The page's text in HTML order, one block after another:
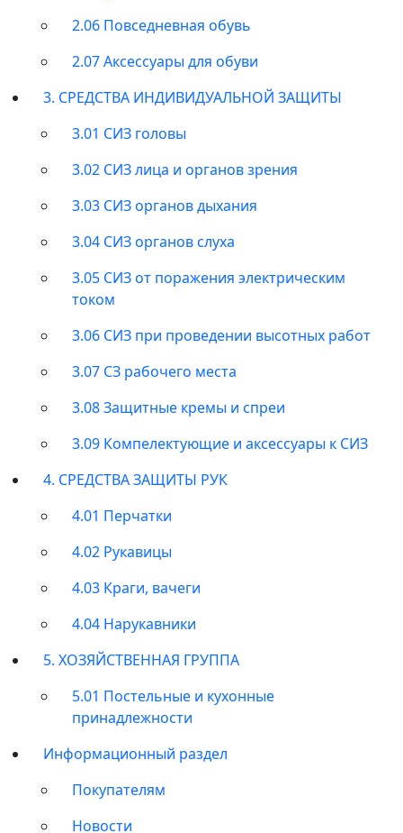
2.06 Повседневная обувь
2.07 Аксессуары для обуви
3. СРЕДСТВА ИНДИВИДУАЛЬНОЙ ЗАЩИТЫ
3.01 СИЗ головы
3.02 СИЗ лица и органов зрения
3.03 СИЗ органов дыхания
3.04 СИЗ органов слуха
3.05 СИЗ от поражения электрическим
током
3.06 СИЗ при проведении высотных работ
3.07 СЗ рабочего места
3.08 Защитные кремы и спреи
3.09 Компелектующие и аксессуары к СИЗ
4. СРЕДСТВА ЗАЩИТЫ РУК
4.01 Перчатки
4.02 Рукавицы
4.03 Краги, вачеги
4.04 Нарукавники
5. ХОЗЯЙСТВЕННАЯ ГРУППА
5.01 Постельные и кухонные
принадлежности
Информационный раздел
Покупателям
Новости